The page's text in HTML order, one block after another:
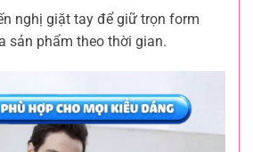
nghị giặt tay để giữ trọn form
sản phẩm theo thời gian.